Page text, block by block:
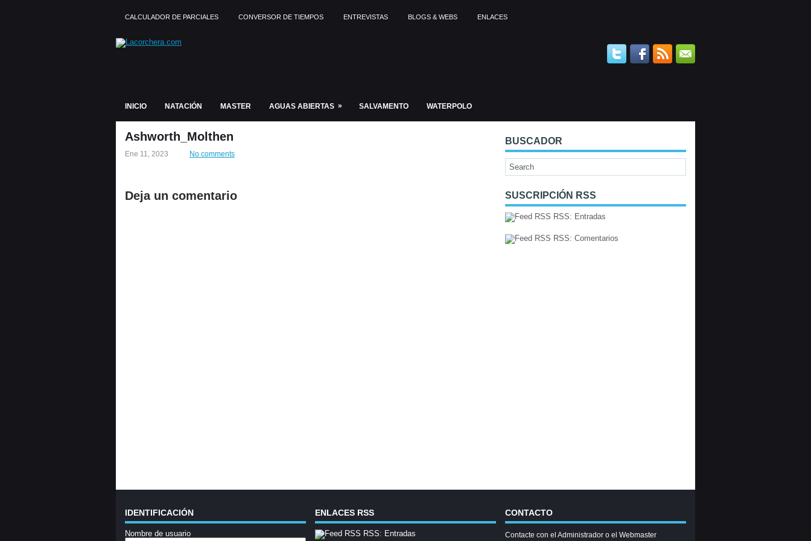
CALCULADOR DE PARCIALES CONVERSOR DE TIEMPOS ENTREVISTAS BLOGS & WEBS ENLACES
INICIO NATACIÓN MASTER AGUAS ABIERTAS » SALVAMENTO WATERPOLO
Ashworth_Molthen
Ene 11, 2023 No comments
Deja un comentario
BUSCADOR
SUSCRIPCIÓN RSS
RSS: Entradas
RSS: Comentarios
IDENTIFICACIÓN
Nombre de usuario
ENLACES RSS
RSS: Entradas
CONTACTO
Contacte con el Administrador o el Webmaster